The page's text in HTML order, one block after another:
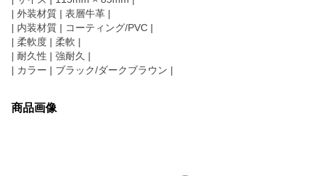
| 外装材質 | 表層牛革 |
| 内装材質 | コーティング/PVC |
| 柔軟度 | 柔軟 |
| 耐久性 | 強耐久 |
| カラー | ブラック/ダークブラウン |
商品画像